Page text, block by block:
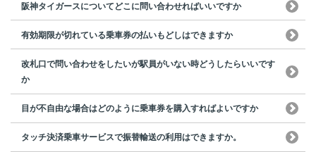
阪神タイガースについてどこに問い合わせればいいですか
有効期限が切れている乗車券の払いもどしはできますか
改札口で問い合わせをしたいが駅員がいない時どうしたらいいです
か
目が不自由な場合はどのように乗車券を購入すればよいですか
タッチ決済乗車サービスで振替輸送の利用はできますか。